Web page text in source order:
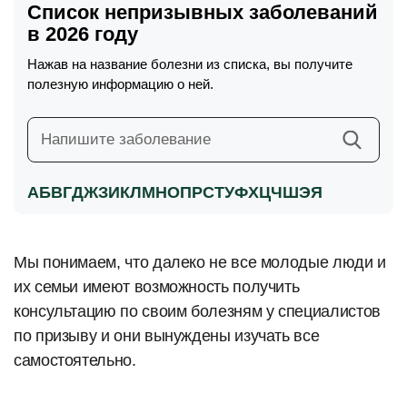
Список непризывных заболеваний
в 2026 году
Нажав на название болезни из списка, вы получите
полезную информацию о ней.
АБВГДЖЗИКЛМНОПРСТУФХЦЧШЭЯ
Мы понимаем, что далеко не все молодые люди и
их семьи имеют возможность получить
консультацию по своим болезням у специалистов
по призыву и они вынуждены изучать все
самостоятельно.